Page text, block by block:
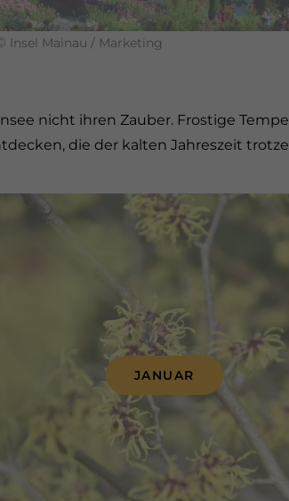
Insel Mainau / Marketing
nicht ihren Zauber. Frostige
die der kalten Jahreszeit
JANUAR